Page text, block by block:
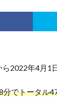
2022年4月1
でトータル